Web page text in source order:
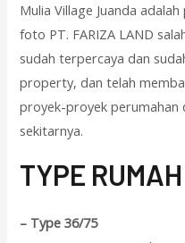
Mulia Village Juanda
foto PT. FARIZA LAND
sudah terpercaya dan
property, dan telah
proyek-proyek perumahan
sekitarnya.
TYPE RUMAH
– Type 36/75